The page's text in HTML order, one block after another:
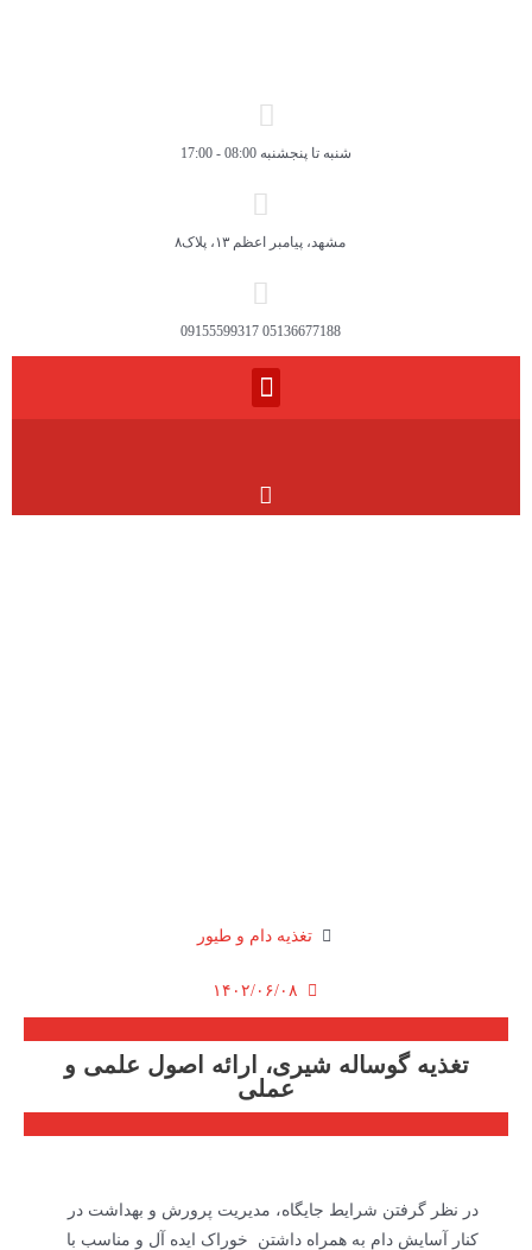
شنبه تا پنجشنبه 08:00 - 17:00
مشهد، پیامبر اعظم ۱۳، پلاک۸
05136677188 09155599317
تغذیه دام و طیور
۱۴۰۲/۰۶/۰۸
تغذیه گوساله شیری، ارائه اصول علمی و
عملی
در نظر گرفتن شرایط جایگاه، مدیریت پرورش و بهداشت در
کنار آسایش دام به همراه داشتن خوراک ایده آل و مناسب با